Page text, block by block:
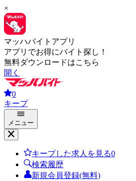
×
マッハバイトアプリ
アプリでお得にバイト探し！
無料ダウンロードはこちら
開く
0
キープ
メニュー
キープした求人を見る0
検索履歴
新規会員登録(無料)